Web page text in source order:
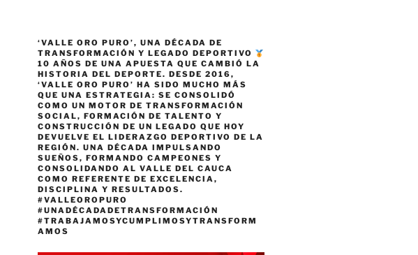
‘VALLE ORO PURO’, UNA DÉCADA DE
TRANSFORMACIÓN Y LEGADO DEPORTIVO
10 AÑOS DE UNA APUESTA QUE CAMBIÓ LA
HISTORIA DEL DEPORTE. DESDE 2016,
‘VALLE ORO PURO’ HA SIDO MUCHO MÁS
QUE UNA ESTRATEGIA: SE CONSOLIDÓ
COMO UN MOTOR DE TRANSFORMACIÓN
SOCIAL, FORMACIÓN DE TALENTO Y
CONSTRUCCIÓN DE UN LEGADO QUE HOY
DEVUELVE EL LIDERAZGO DEPORTIVO DE LA
REGIÓN. UNA DÉCADA IMPULSANDO
SUEÑOS, FORMANDO CAMPEONES Y
CONSOLIDANDO AL VALLE DEL CAUCA
COMO REFERENTE DE EXCELENCIA,
DISCIPLINA Y RESULTADOS.
#VALLEOROPURO
#UNADÉCADADETRANSFORMACIÓN
#TRABAJAMOSYCUMPLIMOSYTRANSFORM
AMOS